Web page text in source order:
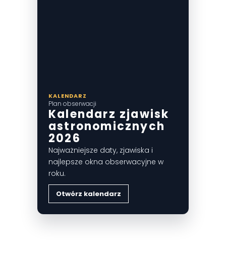
KALENDARZ
Plan obserwacji
Kalendarz zjawisk
astronomicznych
2026
Najważniejsze daty, zjawiska i
najlepsze okna obserwacyjne w
roku.
Otwórz kalendarz